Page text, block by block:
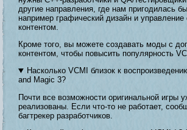
другие направления, где нам пригодилась
например графический дизайн и
контентом.
Кроме того, вы можете создавать моды с
контентом, чтобы повысить популярность
Насколько VCMI близок к
and Magic 3?
Почти все возможности оригинальной игры
реализованы. Если что-то не работает,
багтрекер разработчиков.